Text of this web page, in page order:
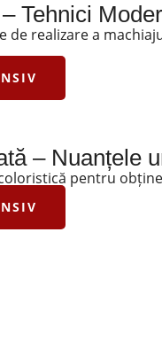
Tehnici
de realizare a
– Nuanțele
pentru